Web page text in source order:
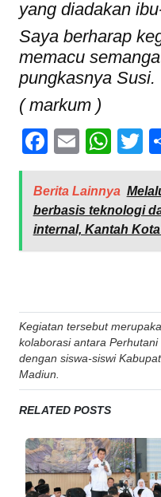
yang diadakan
Saya berharap
memacu
pungkasnya Susi.
( markum )
Facebook
Email
Berita Lainnya
berbasis teknologi
internal, Kantah
Post
navigation
Kegiatan tersebut
kolaborasi antara Perhutani
dengan siswa-siswi
Madiun.
RELATED POSTS